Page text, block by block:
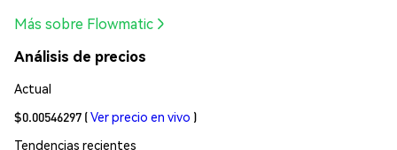
Más sobre Flowmatic
Análisis de precios
Actual
$0.00546297 (Ver precio en vivo )
Tendencias recientes